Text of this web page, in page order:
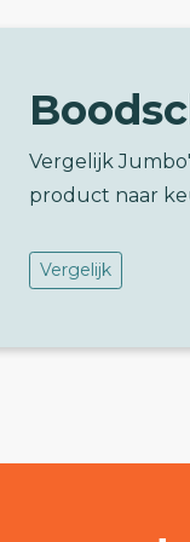
Vergelijk
product naar
Vergelijk